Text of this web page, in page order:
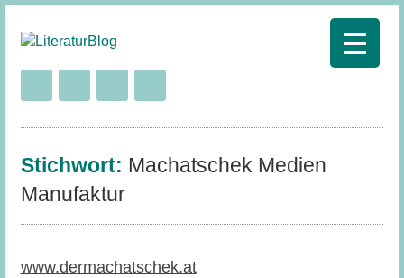
Stichwort: Machatschek Medien
Manufaktur
www.dermachatschek.at